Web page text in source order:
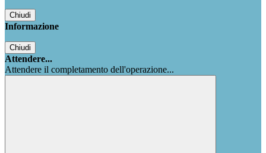
Chiudi
Informazione
Chiudi
Attendere...
Attendere il completamento dell'operazione...